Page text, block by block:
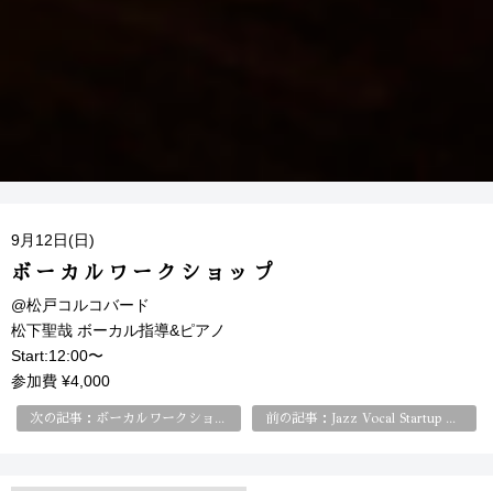
9月12日(日)
ボーカルワークショップ
@松戸コルコバード
松下聖哉 ボーカル指導&ピアノ
Start:12:00〜
参加費 ¥4,000
次の記事：ボーカルワークショップ 前の記事：Jazz Vocal Startup Class はじめてのジャズ・ヴォーカル